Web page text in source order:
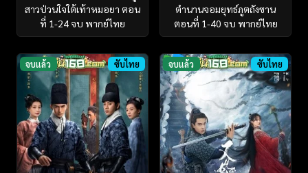
สาวป่วนใจใต้เท้าหมอยา ตอน
ที่ 1-24 จบ พากย์ไทย
ตำนานจอมยุทธ์ภูตถังซาน
ตอนที่ 1-40 จบ พากย์ไทย
จบแล้ว ซับไทย จบแล้ว ซับไทย